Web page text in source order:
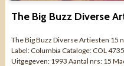
The Big Buzz Diverse
The Big Buzz Diverse Artiesten 15
Label: Columbia Cataloge: COL
Uitgegeven: 1993 Aantal nrs: 15